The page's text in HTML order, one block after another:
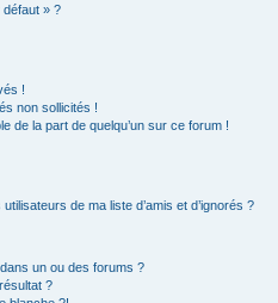
défaut » ?
!
non sollicités !
de la part de quelqu’un sur ce forum !
de ma liste d’amis et d’ignorés ?
un ou des forums ?
?